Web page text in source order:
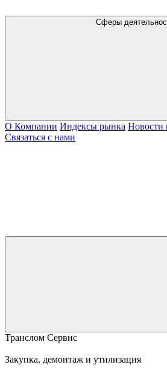
Сферы
О Компании Индексы рынка Новости
Связаться с нами
Транслом Сервис
Закупка, демонтаж и утилизация